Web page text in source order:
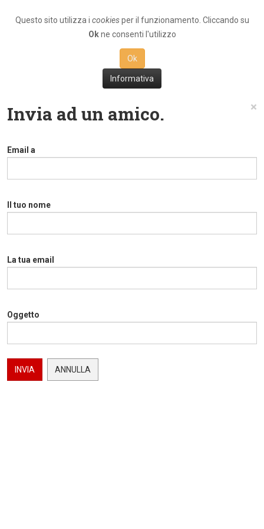
Questo sito utilizza i cookiesper il funzionamento. Cliccando su
Okne consenti l'utilizzo
Ok
Informativa
Invia ad un amico. ×
Email a
Il tuo nome
La tua email
Oggetto
INVIA ANNULLA